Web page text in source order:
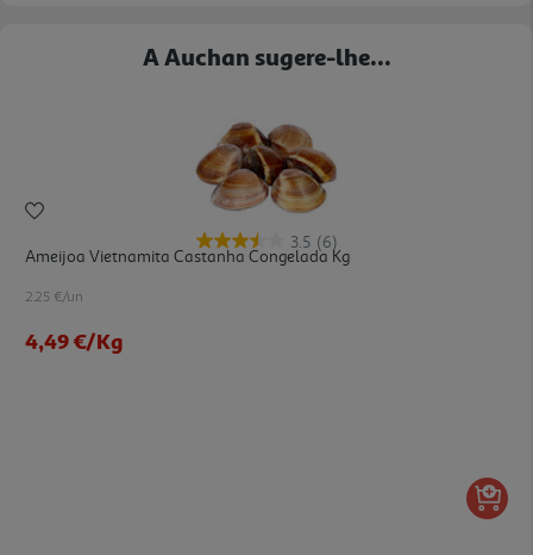
A Auchan sugere-lhe...
3.5 (6)
Ameijoa Vietnamita Castanha Congelada Kg
2.25 €/un
4,49 €/Kg